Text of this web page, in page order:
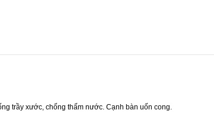
trầy xước, chống thấm nước. Cạnh bàn uốn cong.